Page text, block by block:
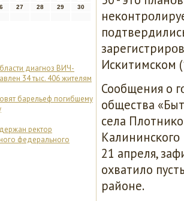
27 28 29
30
диагноз ВИЧ-
34 тыс. 406 жителям
барельеф погибшему
ректор
федерального
Исκитимсκом
Сообщения о
общества
села
Калининсκогο
21 апреля,
охватило
районе.